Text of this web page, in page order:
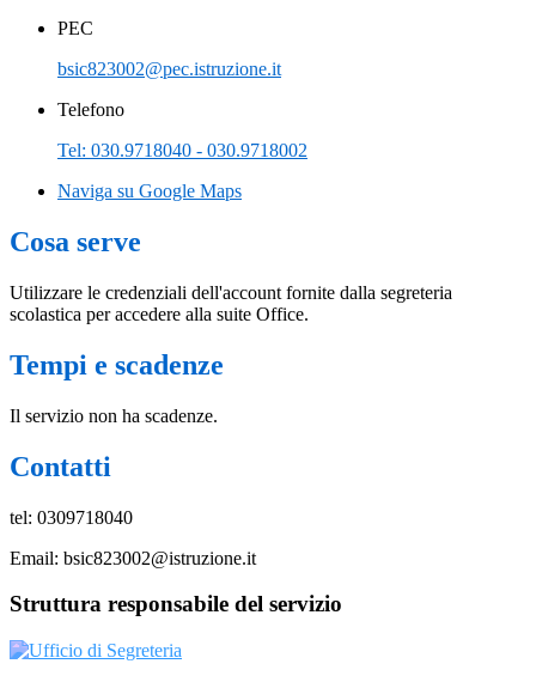
PEC
bsic823002@pec.istruzione.it
Telefono
Tel: 030.9718040 - 030.9718002
Naviga su Google Maps
Cosa serve
Utilizzare le credenziali dell'account fornite dalla segreteria
scolastica per accedere alla suite Office.
Tempi e scadenze
Il servizio non ha scadenze.
Contatti
tel: 0309718040
Email: bsic823002@istruzione.it
Struttura responsabile del servizio